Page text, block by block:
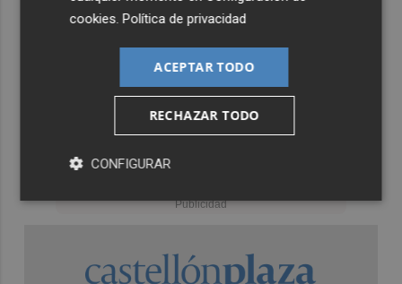
cookies.Política de privacidad
ACEPTAR TODO
RECHAZAR TODO
CONFIGURAR